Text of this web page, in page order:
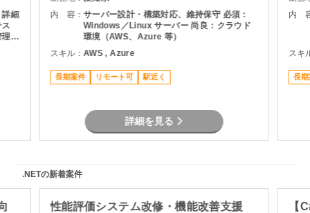
細
理
内 容：サーバー設計・構築対応、維持保守 必須：
Windows／Linux サーバー 尚良：クラウド
環境（AWS、Azure 等）
スキル：AWS , Azure
長期案件 リモート可 駅近く
詳細を見る
内
スキ
長期
.NETの新着案件
性能評価システム改修・機能改善支援
【